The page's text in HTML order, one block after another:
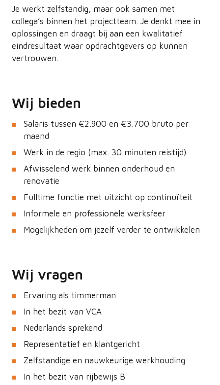
Je werkt zelfstandig, maar ook samen met
collega’s binnen het projectteam. Je denkt mee in
oplossingen en draagt bij aan een kwalitatief
eindresultaat waar opdrachtgevers op kunnen
vertrouwen.
Wij bieden
Salaris tussen €2.900 en €3.700 bruto per
maand
Werk in de regio (max. 30 minuten reistijd)
Afwisselend werk binnen onderhoud en
renovatie
Fulltime functie met uitzicht op continuïteit
Informele en professionele werksfeer
Mogelijkheden om jezelf verder te ontwikkelen
Wij vragen
Ervaring als timmerman
In het bezit van VCA
Nederlands sprekend
Representatief en klantgericht
Zelfstandige en nauwkeurige werkhouding
In het bezit van rijbewijs B